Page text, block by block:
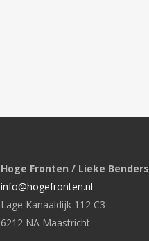
Hoge Fronten / Lieke Benders
info@hogefronten.nl
Lage Kanaaldijk 112 C3
6212 NA Maastricht